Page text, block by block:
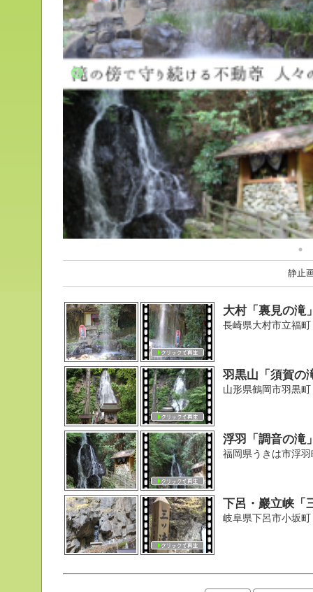
静止
大村「裏見の滝
長崎県大村市立福
羽黒山「須賀の
山形県鶴岡市羽黒
浮羽「調音の滝
福岡県うきは市浮
下呂・巖立峡「
岐阜県下呂市小坂